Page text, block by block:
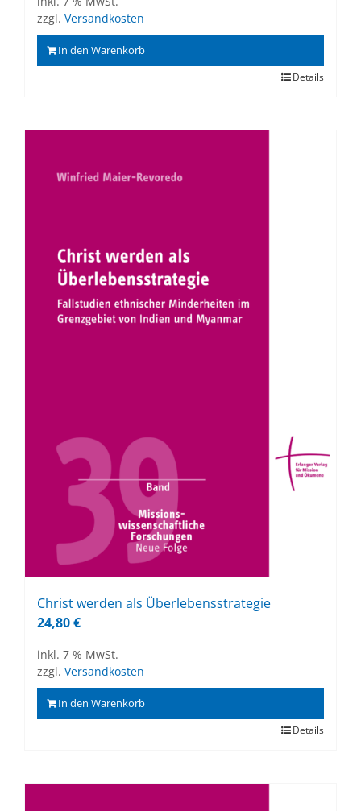
zzgl. Versandkosten
In den Warenkorb
Details
Christ wer­den als Über­le­bens­stra­te­gie
24,80€
inkl. 7 % MwSt.
zzgl. Versandkosten
In den Warenkorb
Details